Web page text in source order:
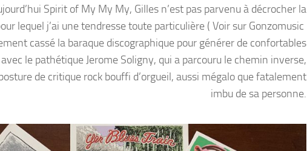
Spirit of My My My, Gilles n’est pas parvenu à décrocher la
lequel j’ai une tendresse toute particulière ( Voir sur Gonzomusic
cassé la baraque discographique pour générer de confortables
le pathétique Jerome Soligny, qui a parcouru le chemin inverse,
de critique rock bouffi d’orgueil, aussi mégalo que fatalement
imbu de sa personne.